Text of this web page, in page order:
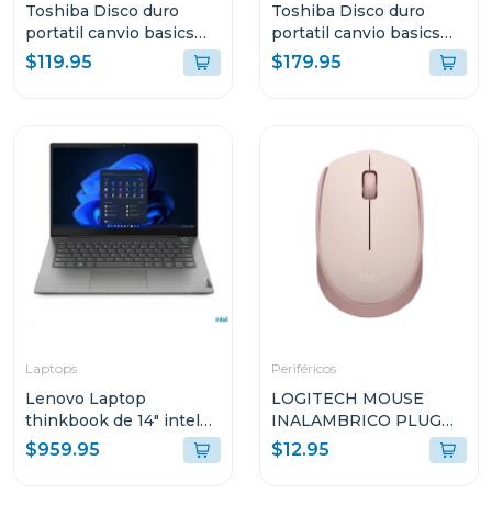
Toshiba Disco duro
portatil canvio basics
hdd de 2tb hdtb520xk
$119.95
Toshiba Disco duro
portatil canvio basics
hdd de 4tb hdtb540xk
$179.95
Laptops
Lenovo Laptop
thinkbook de 14" intel
core i7 512GB SSD
21DH00M8GJ
$959.95
Periféricos
LOGITECH MOUSE
INALAMBRICO PLUG
AND PLAY ROSADO
M170
$12.95